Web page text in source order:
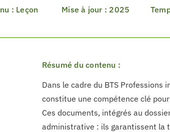
: Leçon Mise à jour : 2025
Résumé du contenu :
Dans le cadre du BTS
constitue une compétence clé
Ces documents, intégrés au
administrative : ils garantissent la